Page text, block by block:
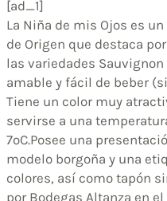
[ad_1]
La Niña de mis Ojos es
de Origen que destaca
las variedades
amable y fácil de beber
Tiene un color muy
servirse a una
7ºC.Posee una
modelo borgoña y una
colores, así como tapón
por Bodegas Altanza en